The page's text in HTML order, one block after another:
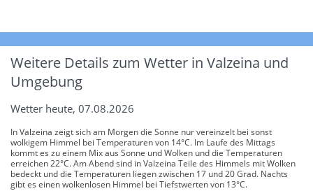
Weitere Details zum Wetter in Valzeina und
Umgebung
Wetter heute, 07.08.2026
In Valzeina zeigt sich am Morgen die Sonne nur vereinzelt bei sonst
wolkigem Himmel bei Temperaturen von 14°C. Im Laufe des Mittags
kommt es zu einem Mix aus Sonne und Wolken und die Temperaturen
erreichen 22°C. Am Abend sind in Valzeina Teile des Himmels mit Wolken
bedeckt und die Temperaturen liegen zwischen 17 und 20 Grad. Nachts
gibt es einen wolkenlosen Himmel bei Tiefstwerten von 13°C.